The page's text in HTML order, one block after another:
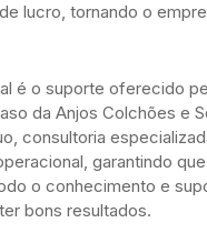
lucro, tornando o
é o suporte oferecido
da Anjos Colchões e
consultoria
garantindo
o conhecimento e
bons resultados.